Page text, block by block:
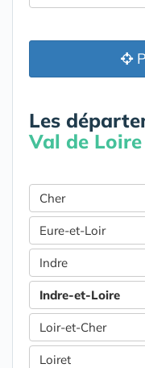
Les
Val de Loire
Cher
Eure-et-Loir
Indre
Indre-et-Loire
Loir-et-Cher
Loiret